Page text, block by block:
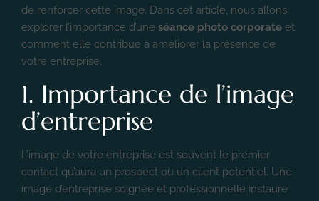
de renforcer cette image. Dans cet article, nous allons
explorer l’importance d’une séance photo corporate et
comment elle contribue à améliorer la présence de
votre entreprise.
1. Importance de l’image
d’entreprise
L’image de votre entreprise est souvent le premier
contact qu’aura un prospect ou un client potentiel. Une
image d’entreprise soignée et professionnelle instaure